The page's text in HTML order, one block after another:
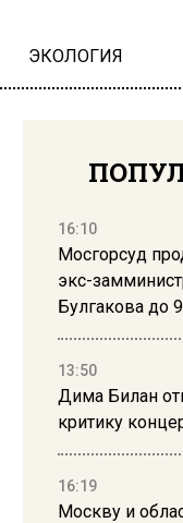
ЭКОЛОГИЯ
16:10
Мосгорсуд
экс-
Булгакова до
13:50
Дима Билан
критику
16:19
Москву и